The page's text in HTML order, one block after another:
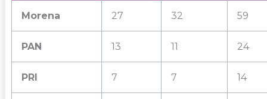
Morena 27 32 59
PAN 13 11 24
PRI 7 7 14